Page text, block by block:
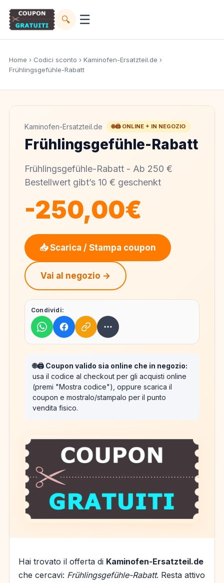
🔍 ☰
Home › Codici sconto › Kaminofen-Ersatzteil.de ›
Frühlingsgefühle-Rabatt
Kaminofen-Ersatzteil.de 🌐🖨️ ONLINE + IN NEGOZIO
Frühlingsgefühle-Rabatt
Frühlingsgefühle-Rabatt - Ab 250 €
Bestellwert gibt’s 10 € geschenkt
-250,00€
📥 Scarica / Stampa coupon
Vai al negozio →
Condividi:
🌐🖨️ Coupon valido sia online che in negozio:
usa il codice al checkout per gli acquisti online
(premi "Mostra codice"), oppure scarica il
coupon e mostralo/stampalo per il punto
vendita fisico.
Hai trovato il offerta di Kaminofen-Ersatzteil.de
che cercavi: Frühlingsgefühle-Rabatt. Resta attivo